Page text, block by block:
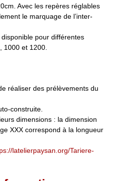
Avec les repères réglables
le marquage de l’inter-
pour différentes
1000 et 1200.
réaliser des prélèvements du
construite.
dimensions : la dimension
XXX correspond à la longueur
latelierpaysan.org/Tariere-